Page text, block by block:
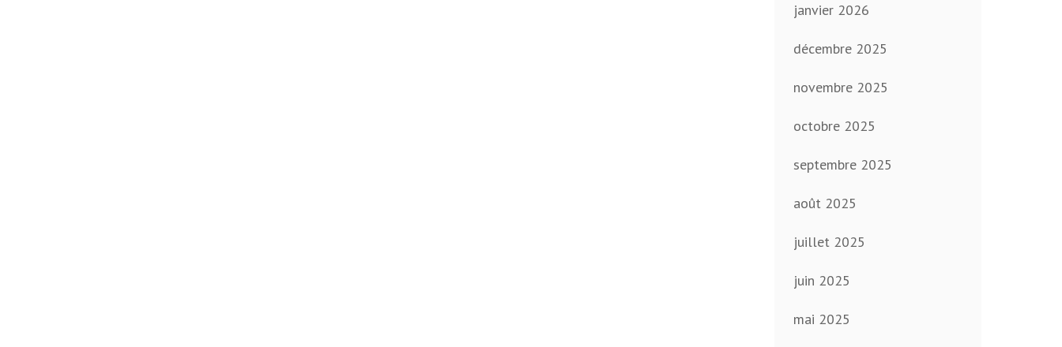
janvier 2026
décembre 2025
novembre 2025
octobre 2025
septembre 2025
août 2025
juillet 2025
juin 2025
mai 2025